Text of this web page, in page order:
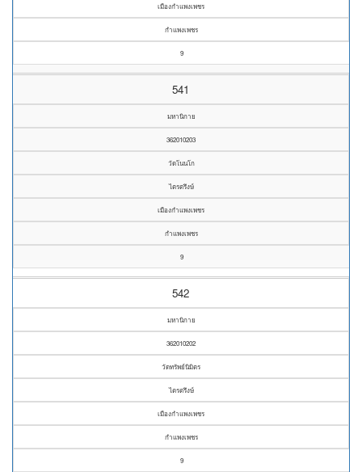
เมืองกำแพงเพชร
กำแพงเพชร
9
541
มหานิกาย
362010203
วัดโนนโก
ไตรตรึงษ์
เมืองกำแพงเพชร
กำแพงเพชร
9
542
มหานิกาย
362010202
วัดทรัพย์นิมิตร
ไตรตรึงษ์
เมืองกำแพงเพชร
กำแพงเพชร
9